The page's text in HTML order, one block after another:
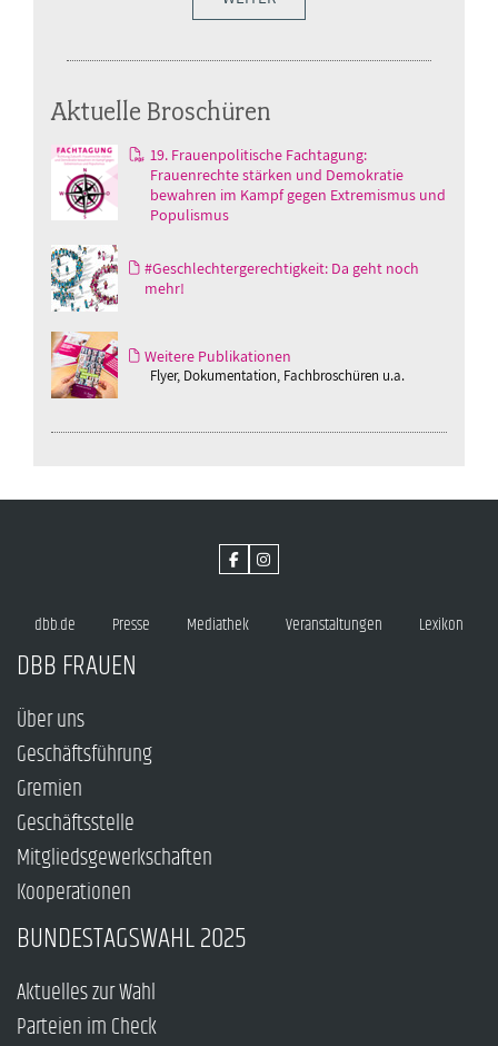
Aktuelle Broschüren
19. Frauenpolitische Fachtagung:
Frauenrechte stärken und Demokratie
bewahren im Kampf gegen Extremismus und
Populismus
#Geschlechtergerechtigkeit: Da geht noch
mehr!
Weitere Publikationen
Flyer, Dokumentation, Fachbroschüren u.a.
dbb.de Presse Mediathek Veranstaltungen Lexikon
DBB FRAUEN
Über uns
Geschäftsführung
Gremien
Geschäftsstelle
Mitgliedsgewerkschaften
Kooperationen
BUNDESTAGSWAHL 2025
Aktuelles zur Wahl
Parteien im Check